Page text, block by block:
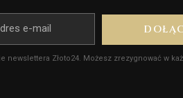
newslettera Złoto24. Możesz zrezygnować w